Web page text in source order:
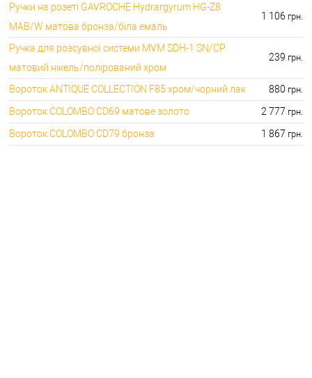
Ручки на розеті GAVROCHE Hydrargyrum HG-Z8
MAB/W матова бронза/біла емаль
1 106 грн.
Ручка для розсувної системи MVM SDH-1 SN/CP
матовий нікель/полірований хром
239 грн.
Вороток ANTIQUE COLLECTION F85 хром/чорний лак 880 грн.
Вороток COLOMBO CD69 матове золото 2 777 грн.
Вороток COLOMBO CD79 бронза 1 867 грн.